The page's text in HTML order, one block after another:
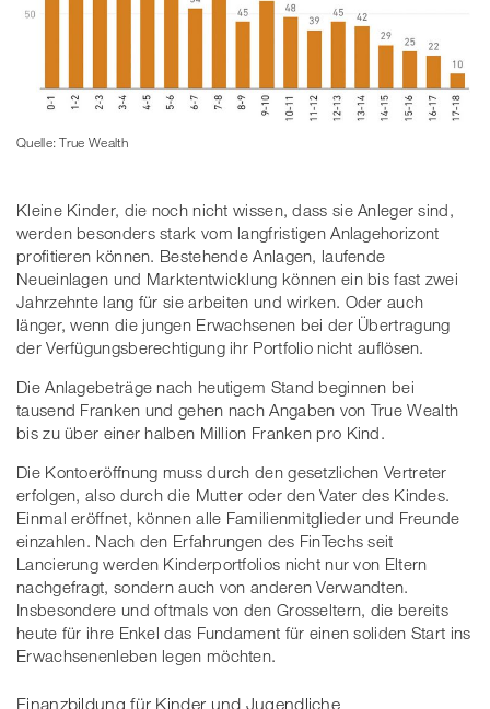
Quelle: True Wealth
Kleine Kinder, die noch nicht wissen, dass sie Anleger sind,
werden besonders stark vom langfristigen Anlagehorizont
profitieren können. Bestehende Anlagen, laufende
Neueinlagen und Marktentwicklung können ein bis fast zwei
Jahrzehnte lang für sie arbeiten und wirken. Oder auch
länger, wenn die jungen Erwachsenen bei der Übertragung
der Verfügungsberechtigung ihr Portfolio nicht auflösen.
Die Anlagebeträge nach heutigem Stand beginnen bei
tausend Franken und gehen nach Angaben von True Wealth
bis zu über einer halben Million Franken pro Kind.
Die Kontoeröffnung muss durch den gesetzlichen Vertreter
erfolgen, also durch die Mutter oder den Vater des Kindes.
Einmal eröffnet, können alle Familienmitglieder und Freunde
einzahlen. Nach den Erfahrungen des FinTechs seit
Lancierung werden Kinderportfolios nicht nur von Eltern
nachgefragt, sondern auch von anderen Verwandten.
Insbesondere und oftmals von den Grosseltern, die bereits
heute für ihre Enkel das Fundament für einen soliden Start ins
Erwachsenenleben legen möchten.
Finanzbildung für Kinder und Jugendliche